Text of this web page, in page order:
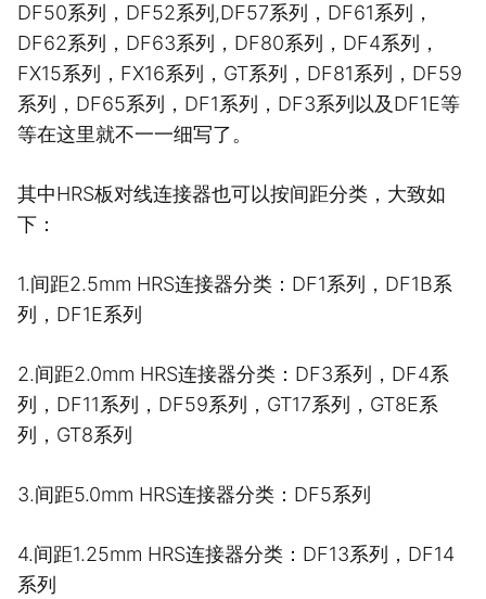
DF50系列，DF52系列,DF57系列，DF61系列，
DF62系列，DF63系列，DF80系列，DF4系列，
FX15系列，FX16系列，GT系列，DF81系列，DF59
系列，DF65系列，DF1系列，DF3系列以及DF1E等
等在这里就不一一细写了。
其中HRS板对线连接器也可以按间距分类，大致如
下：
1.间距2.5mm HRS连接器分类：DF1系列，DF1B系
列，DF1E系列
2.间距2.0mm HRS连接器分类：DF3系列，DF4系
列，DF11系列，DF59系列，GT17系列，GT8E系
列，GT8系列
3.间距5.0mm HRS连接器分类：DF5系列
4.间距1.25mm HRS连接器分类：DF13系列，DF14
系列